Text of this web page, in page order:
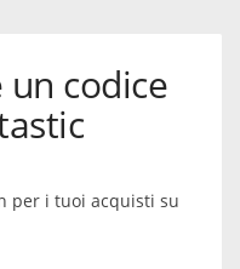
codice
per i tuoi acquisti su